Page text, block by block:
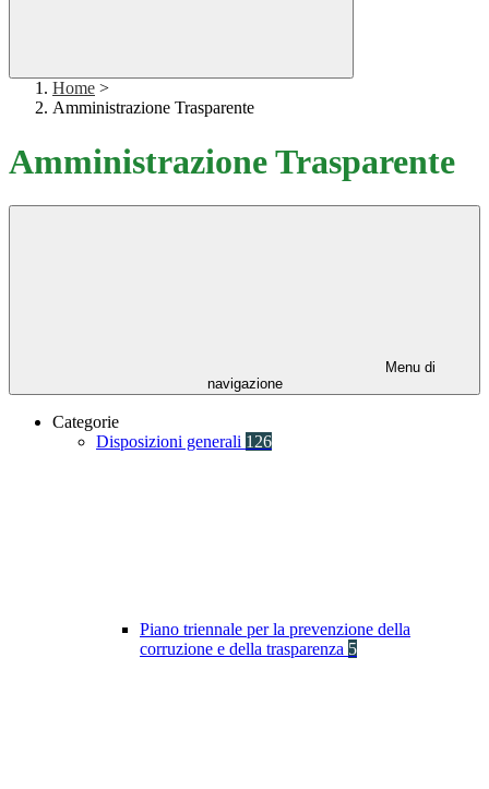
Home >
Amministrazione Trasparente
Amministrazione Trasparente
Menu di
navigazione
Categorie
Disposizioni generali 126
Piano triennale per la prevenzione della
corruzione e della trasparenza 5